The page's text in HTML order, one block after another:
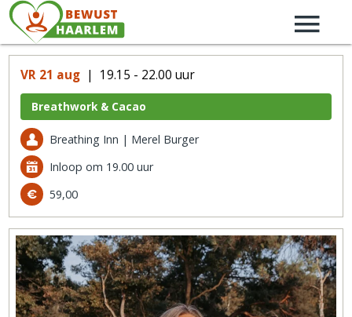
VR 21 aug | 19.15 - 22.00 uur
Breathwork & Cacao
Breathing Inn | Merel Burger
Inloop om 19.00 uur
59,00